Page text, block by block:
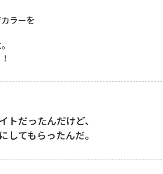
ラーを
だったんだけど、
てもらったんだ。